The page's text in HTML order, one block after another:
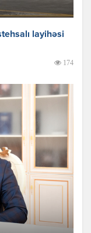
layihəsi
174